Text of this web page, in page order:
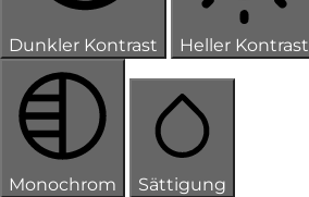
Dunkler Kontrast Heller Kontrast
Monochrom
Sättigung